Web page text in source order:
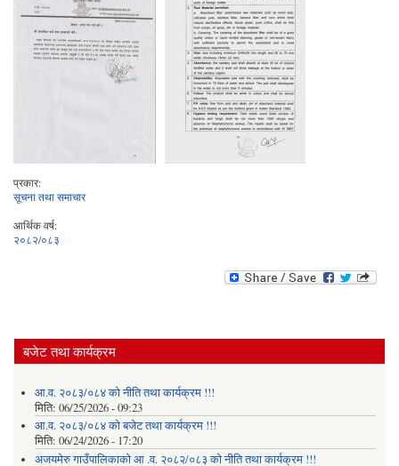
प्रकार:
सूचना तथा समाचार
आर्थिक वर्ष:
२०८२/०८३
बजेट तथा कार्यक्रम
आ.व. २०८३/०८४ को नीति तथा कार्यक्रम !!!
मिति: 06/25/2026 - 09:23
आ.व. २०८३/०८४ को बजेट तथा कार्यक्रम !!!
मिति: 06/24/2026 - 17:20
अजयमेरु गाउँपालिकाको आ .व. २०८२/०८३ को नीति तथा कार्यक्रम !!!